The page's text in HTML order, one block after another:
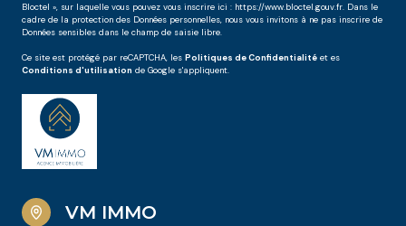
Bloctel », sur laquelle vous pouvez vous inscrire ici : https://www.bloctel.gouv.fr. Dans le
cadre de la protection des Données personnelles, nous vous invitons à ne pas inscrire de
Données sensibles dans le champ de saisie libre.
Ce site est protégé par reCAPTCHA, les Politiques de Confidentialité et es
Conditions d'utilisation de Google s'appliquent.
VM IMMO